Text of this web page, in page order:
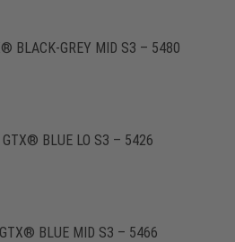
BLACK-GREY MID S3 – 5480
GTX® BLUE LO S3 – 5426
GTX® BLUE MID S3 – 5466